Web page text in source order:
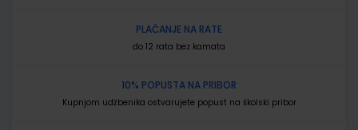
PLAĆANJE NA RATE
do 12 rata bez kamata
10% POPUSTA NA PRIBOR
Kupnjom udžbenika ostvarujete popust na školski pribor